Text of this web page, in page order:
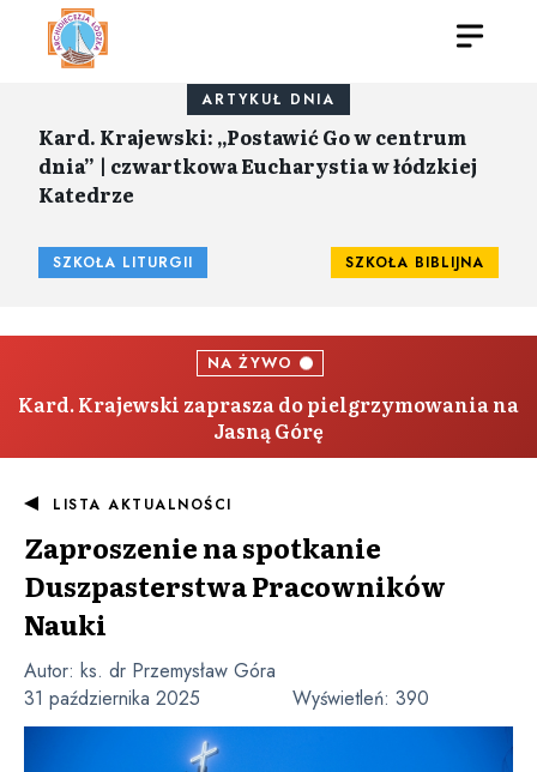
ARTYKUŁ DNIA
Kard. Krajewski: „Postawić Go w centrum
dnia” | czwartkowa Eucharystia w łódzkiej
Katedrze
SZKOŁA LITURGII SZKOŁA BIBLIJNA
NA ŻYWO
Kard. Krajewski zaprasza do pielgrzymowania na
Jasną Górę
LISTA AKTUALNOŚCI
Zaproszenie na spotkanie
Duszpasterstwa Pracowników
Nauki
Autor: ks. dr Przemysław Góra
31 października 2025
Wyświetleń: 390